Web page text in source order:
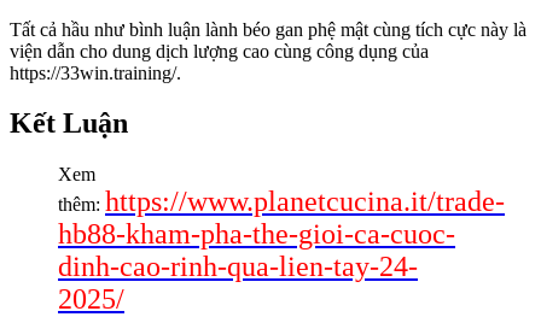
Tất cả hầu như bình luận lành béo gan phệ mật cùng tích cực này là
viện dẫn cho dung dịch lượng cao cùng công dụng của
https://33win.training/.
Kết Luận
Xem
thêm: https://www.planetcucina.it/trade-
hb88-kham-pha-the-gioi-ca-cuoc-
dinh-cao-rinh-qua-lien-tay-24-
2025/